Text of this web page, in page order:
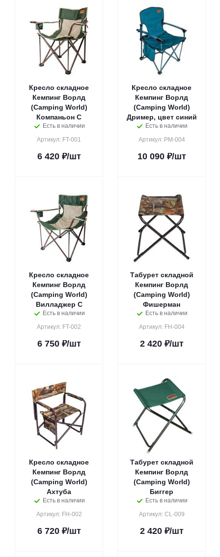
Кресло складное
Кемпинг Ворлд
(Camping World)
Компаньон С
Есть в наличии
Артикул: FT-001
6 420₽/шт
Кресло складное
Кемпинг Ворлд
(Camping World)
Дример, цвет синий
Есть в наличии
Артикул: PM-004
10 090₽/шт
Кресло складное
Кемпинг Ворлд
(Camping World)
Вилладжер С
Есть в наличии
Артикул: FT-002
6 750₽/шт
Табурет складной
Кемпинг Ворлд
(Camping World)
Фишерман
Есть в наличии
Артикул: FH-004
2 420₽/шт
Кресло складное
Кемпинг Ворлд
(Camping World)
Ахтуба
Есть в наличии
Артикул: FH-002
6 720₽/шт
Табурет складной
Кемпинг Ворлд
(Camping World)
Биггер
Есть в наличии
Артикул: CL-009
2 420₽/шт